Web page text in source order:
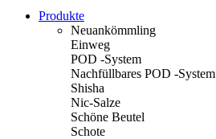
Produkte
Neuankömmling
Einweg
POD -System
Nachfüllbares POD -System
Shisha
Nic-Salze
Schöne Beutel
Schote